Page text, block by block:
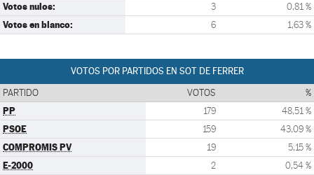
Votos nulos: 3 0,81 %
Votos en blanco: 6 1,63 %
VOTOS POR PARTIDOS EN SOT DE FERRER
PARTIDO VOTOS %
PP 179 48,51 %
PSOE 159 43,09 %
COMPROMIS PV 19 5,15 %
E-2000 2 0,54 %